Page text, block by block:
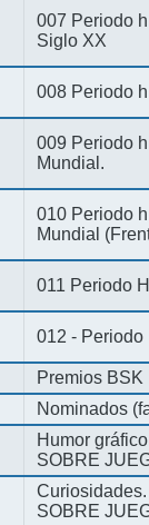
007 Periodo
Siglo XX
008 Periodo
009 Periodo
Mundial.
010 Periodo
Mundial
011 Periodo
012 - Periodo
Premios BSK
Nominados
Humor
SOBRE
SOBRE